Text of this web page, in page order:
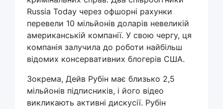
Russia Today через офшорні рахунки
перевели 10 мільйонів доларів невеликій
американській компанії. У свою чергу, ця
компанія залучила до роботи найбільш
відомих консервативних блогерів США.
Зокрема, Дейв Рубін має близько 2,5
мільйонів підписників, і його відео
викликають активні дискусії. Рубін